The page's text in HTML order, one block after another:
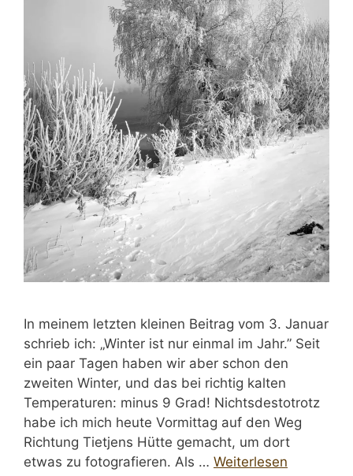
In meinem letzten kleinen Beitrag vom 3. Januar
schrieb ich: „Winter ist nur einmal im Jahr.” Seit
ein paar Tagen haben wir aber schon den
zweiten Winter, und das bei richtig kalten
Temperaturen: minus 9 Grad! Nichtsdestotrotz
habe ich mich heute Vormittag auf den Weg
Richtung Tietjens Hütte gemacht, um dort
etwas zu fotografieren. Als … Weiterlesen